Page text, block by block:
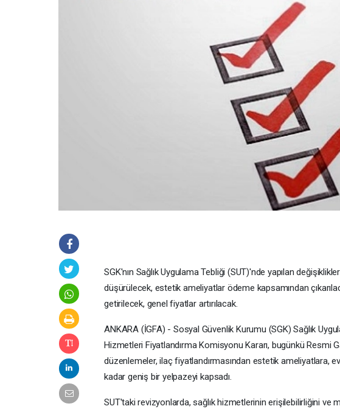
SGK'nın Sağlık Uygulama Tebliği (SUT)'nde yapılan
düşürülecek, estetik ameliyatlar ödeme kapsamından
getirilecek, genel fiyatlar artırılacak.
ANKARA (İGFA) - Sosyal Güvenlik Kurumu (SGK) Sağlık
Hizmetleri Fiyatlandırma Komisyonu Kararı, bugünkü Resmi
düzenlemeler, ilaç fiyatlandırmasından estetik ameliyatlara,
kadar geniş bir yelpazeyi kapsadı.
SUT'taki revizyonlarda, sağlık hizmetlerinin erişilebilirliğini ve